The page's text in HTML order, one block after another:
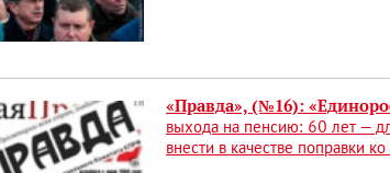
«Правда», (№16):
выхода на пенсию: 60 лет —
внести в качестве поправки